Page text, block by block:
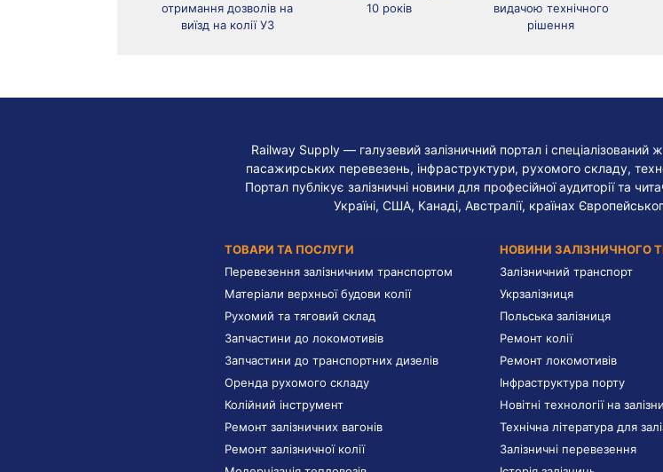
отримання дозволів на
виїзд на колії УЗ
10 років
видачою технічного
рішення
Railway Supply — галузевий залізничний портал і спеціалізований
пасажирських перевезень, інфраструктури, рухомого складу,
Портал публікує залізничні новини для професійної аудиторії та
Україні, США, Канаді, Австралії, країнах
ТОВАРИ ТА ПОСЛУГИ
Перевезення залізничним транспортом
Матеріали верхньої будови колії
Рухомий та тяговий склад
Запчастини до локомотивів
Запчастини до транспортних дизелів
Оренда рухомого складу
Колійний інструмент
Ремонт залізничних вагонів
Ремонт залізничної колії
НОВИНИ ЗАЛІЗНИЧНОГО
Залізничний транспорт
Укрзалізниця
Польська залізниця
Ремонт колії
Ремонт локомотивів
Інфраструктура порту
Новітні технології на
Технічна література для
Залізничні перевезення